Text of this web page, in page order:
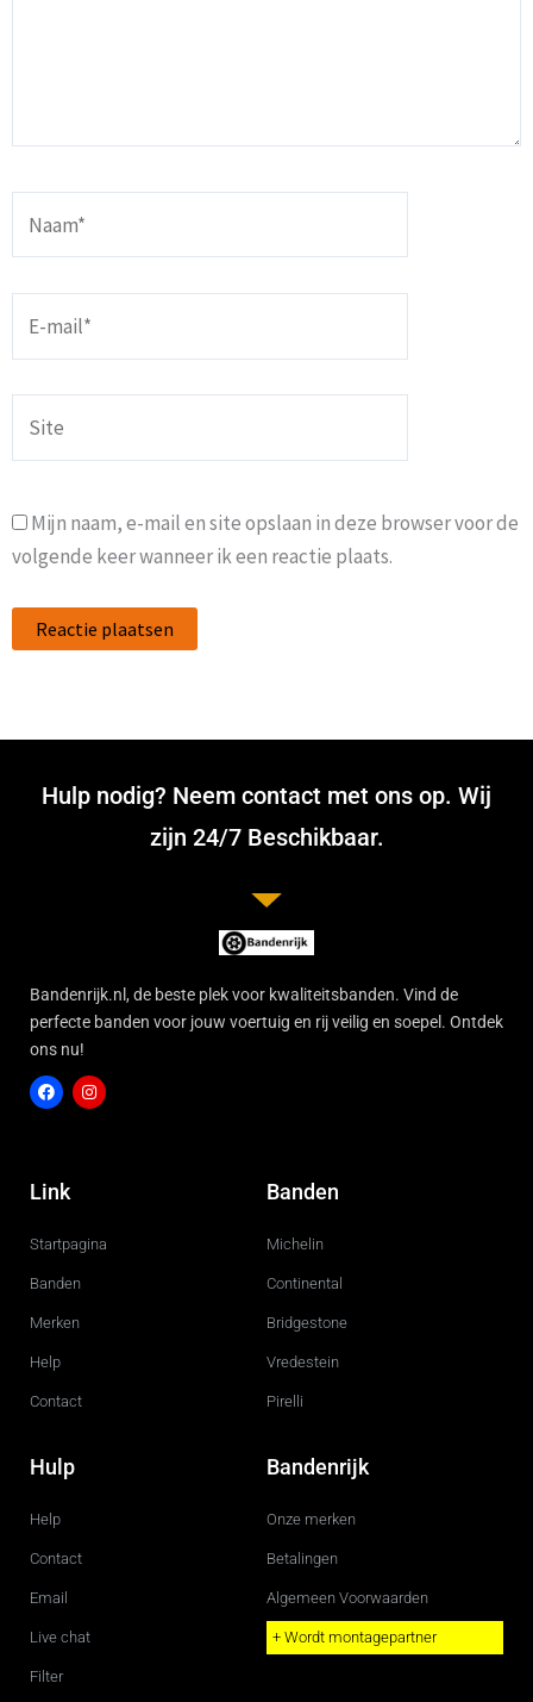
mail*
Mijn naam, e-mail en site opslaan in deze browser voor de
volgende keer wanneer ik een reactie plaats.
Hulp nodig? Neem contact met ons op. Wij
zijn 24/7 Beschikbaar.
Bandenrijk.nl, de beste plek voor kwaliteitsbanden. Vind de
perfecte banden voor jouw voertuig en rij veilig en soepel. Ontdek
ons nu!
c
e
o
g
r
Link
Startpagina
Banden
Merken
Help
Contact
Banden
Michelin
Continental
Bridgestone
Vredestein
Pirelli
Hulp
Help
Contact
Email
Live chat
Filter
Bandenrijk
Onze merken
Betalingen
Algemeen Voorwaarden
+ Wordt montagepartner